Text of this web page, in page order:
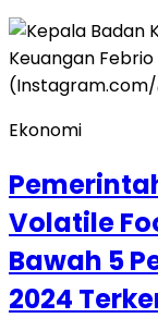
Ekonomi
Volatile
Bawah 5
2024